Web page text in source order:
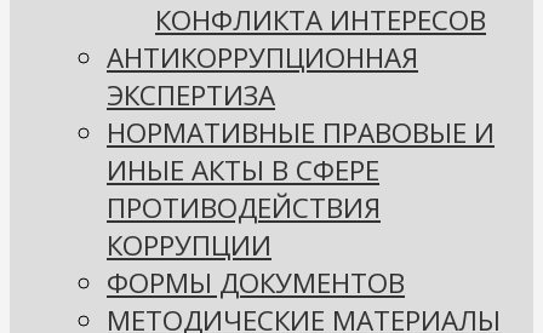
КОНФЛИКТА ИНТЕРЕСОВ
АНТИКОРРУПЦИОННАЯ
ЭКСПЕРТИЗА
НОРМАТИВНЫЕ ПРАВОВЫЕ И
ИНЫЕ АКТЫ В СФЕРЕ
ПРОТИВОДЕЙСТВИЯ
КОРРУПЦИИ
ФОРМЫ ДОКУМЕНТОВ
МЕТОДИЧЕСКИЕ МАТЕРИАЛЫ